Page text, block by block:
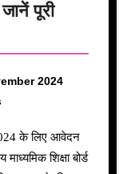
पूरी
2024
शिक्षा बोर्ड